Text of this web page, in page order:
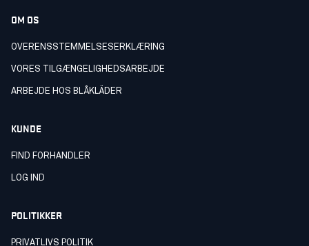
OM OS
OVERENSSTEMMELSESERKLÆRING
VORES TILGÆNGELIGHEDSARBEJDE
ARBEJDE HOS BLÅKLÄDER
KUNDE
FIND FORHANDLER
LOG IND
POLITIKKER
PRIVATLIVS POLITIK